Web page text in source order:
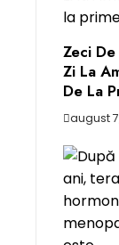
Zeci
Zi La
De La
august